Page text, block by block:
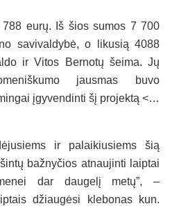
eurų. Iš šios sumos 7 700
savivaldybė, o likusią 4088
ir Vitos Bernotų šeima. Jų
jausmas buvo
įgyvendinti šį projektą <…
ir palaikiusiems šią
bažnyčios atnaujinti laiptai
dar daugelį metų”, –
džiaugėsi klebonas kun.